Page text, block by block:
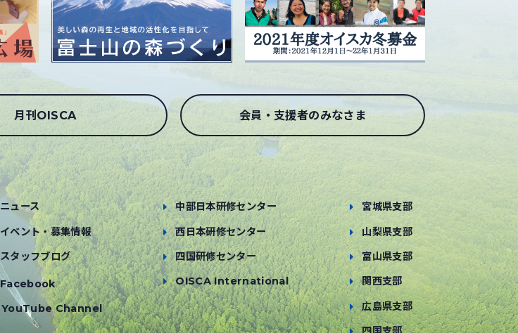
月刊OISCA 会員・支援者のみなさま
ニュース
イベント・募集情報
スタッフブログ
Facebook
YouTube Channel
中部日本研修センター
西日本研修センター
四国研修センター
OISCA International
宮城県支部
山梨県支部
富山県支部
関西支部
広島県支部